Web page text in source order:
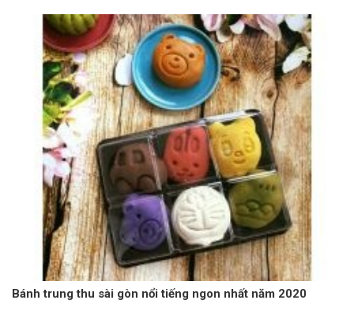
Bánh trung thu sài gòn nổi tiếng ngon nhất năm 2020